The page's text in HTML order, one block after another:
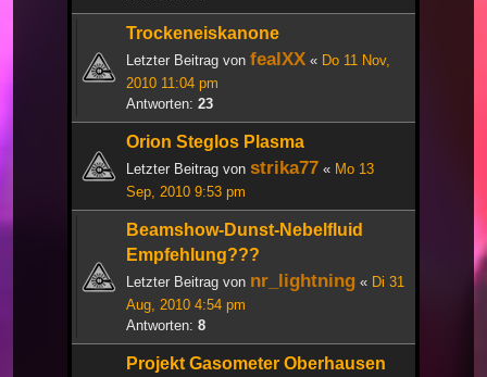
Trockeneiskanone
Letzter Beitrag von fealXX « Do 11 Nov,
2010 11:04 pm
Antworten: 23
Orion Steglos Plasma
Letzter Beitrag von strika77 « Mo 13
Sep, 2010 9:53 pm
Beamshow-Dunst-Nebelfluid
Empfehlung???
Letzter Beitrag von nr_lightning « Di 31
Aug, 2010 4:54 pm
Antworten: 8
Projekt Gasometer Oberhausen